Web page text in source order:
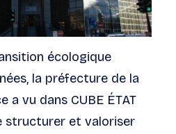
écologique
la préfecture de la
a vu dans CUBE ÉTAT
structurer et valoriser